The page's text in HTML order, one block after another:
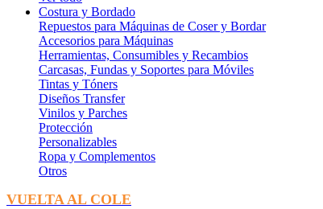
Costura y Bordado
Repuestos para Máquinas de Coser y Bordar
Accesorios para Máquinas
Herramientas, Consumibles y Recambios
Carcasas, Fundas y Soportes para Móviles
Tintas y Tóners
Diseños Transfer
Vinilos y Parches
Protección
Personalizables
Ropa y Complementos
Otros
VUELTA AL COLE